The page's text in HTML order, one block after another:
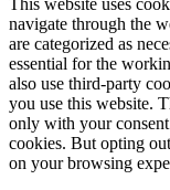
This website uses
navigate through the
are categorized as
essential for the
also use third-party
you use this website.
only with your
cookies. But opting
on your browsing